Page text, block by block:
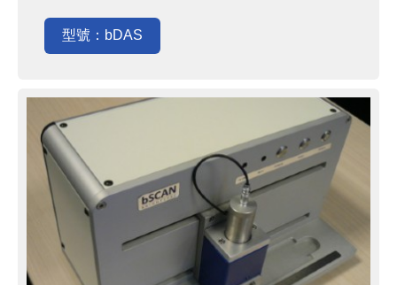
伽瑪射線。
型號：bDAS